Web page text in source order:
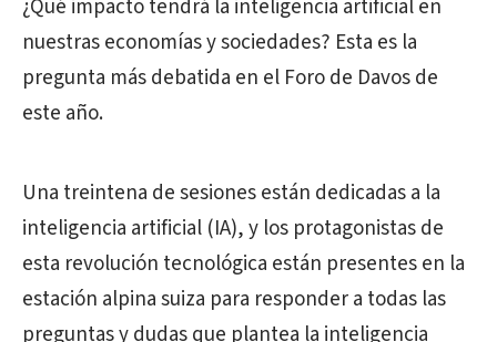
¿Qué impacto tendrá la inteligencia artificial en
nuestras economías y sociedades? Esta es la
pregunta más debatida en el Foro de Davos de
este año.
Una treintena de sesiones están dedicadas a la
inteligencia artificial (IA), y los protagonistas de
esta revolución tecnológica están presentes en la
estación alpina suiza para responder a todas las
preguntas y dudas que plantea la inteligencia